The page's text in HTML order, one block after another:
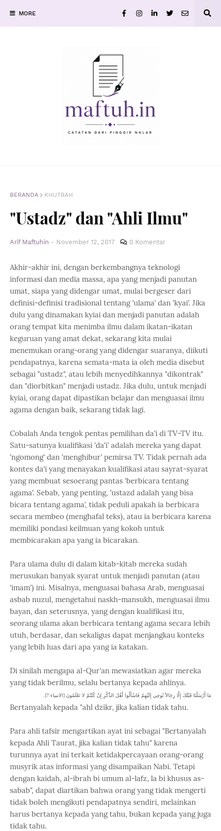
MORE
BERANDA KHUTBAH
"Ustadz" dan "Ahli Ilmu"
Arif Maftuhin - November 12, 2017 0 Komentar
Akhir-akhir ini, dengan berkembangnya teknologi
informasi dan media massa, apa yang menjadi panutan
umat, siapa yang didengar umat, mulai bergeser dari
definisi-definisi tradisional tentang 'ulama' dan 'kyai'. Jika
dulu yang dinamakan kyiai dan menjadi panutan adalah
orang tempat kita menimba ilmu dalam ikatan-ikatan
keguruan yang amat dekat, sekarang kita mulai
menemukan orang-orang yang didengar suaranya, diikuti
pendapatnya, karena semata-mata ia oleh media disebut
sebagai "ustadz", atau lebih menyedihkannya "dikontrak"
dan "diorbitkan" menjadi ustadz. Jika dulu, untuk menjadi
kyiai, orang dapat dipastikan belajar dan menguasai ilmu
agama dengan baik, sekarang tidak lagi.
Cobalah Anda tengok pentas pemilihan da'i di TV-TV itu.
Satu-satunya kualifikasi 'da'i' adalah mereka yang dapat
'ngomong' dan 'menghibur' pemirsa TV. Tidak pernah ada
kontes da'i yang menayakan kualifikasi atau sayrat-syarat
yang membuat sesoerang pantas 'berbicara tentang
agama'. Sebab, yang penting, 'ustazd adalah yang bisa
bicara tentang agama', tidak peduli apakah ia berbicara
secara membeo (menghafal teks), atau ia berbicara karena
memiliki pondasi keilmuan yang kokoh untuk
membicarakan apa yang ia bicarakan.
Para ulama dulu di dalam kitab-kitab mereka sudah
merusukan banyak syarat untuk menjadi panutan (atau
'imam') ini. Misalnya, menguasai bahasa Arab, menguasai
asbab nuzul, mengetahui naskh-mansukh, menguasai ilmu
bayan, dan seterusnya, yang dengan kualifikasi itu,
seorang ulama akan berbicara tentang agama secara lebih
utuh, berdasar, dan sekaligus dapat menjangkau konteks
yang lebih luas dari apa yang ia katakan.
Di sinilah mengapa al-Qur'an mewasiatkan agar mereka
yang tidak berilmu, selalu bertanya kepada ahlinya.
مَا أَرْسَلْنَا قَبْلَكَ إِلَّا رِجَالاً نُوحِي إِلَيْهِمْ فَاسْأَلُوا أَهْلَ الذِّكْرِ إِنْ كُنْتُمْ لا تَعْلَمُونَ [الانبياء:7].
Bertanyalah kepada "ahl dzikr, jika kalian tidak tahu.
Para ahli tafsir mengartikan ayat ini sebagai "Bertanyalah
kepada Ahli Taurat, jika kalian tidak tahu" karena
turunnya ayat ini terkait ketidakpercayaan orang-orang
musyrik atas informasi yang disampaikan Nabi. Tetapi
dengan kaidah, al-ibrah bi umum al-lafz, la bi khusus as-
sabab", dapat diartikan bahwa orang yang tidak mengerti
tidak boleh mengikuti pendapatnya sendiri, melainkan
harus bertanya kepada yang tahu, bukan kepada yang juga
tidak tahu.